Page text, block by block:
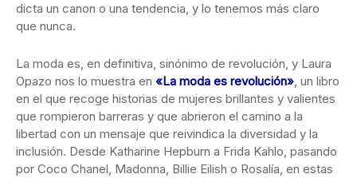
dicta un canon o una tendencia, y lo tenemos más claro
que nunca.
La moda es, en definitiva, sinónimo de revolución, y Laura
Opazo nos lo muestra en «La moda es revolución», un libro
en el que recoge historias de mujeres brillantes y valientes
que rompieron barreras y que abrieron el camino a la
libertad con un mensaje que reivindica la diversidad y la
inclusión. Desde Katharine Hepburn a Frida Kahlo, pasando
por Coco Chanel, Madonna, Billie Eilish o Rosalía, en estas